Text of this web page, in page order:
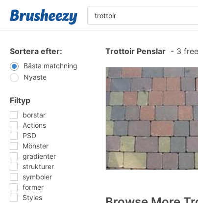
Sortera efter:
Bästa matchning
Nyaste
Filtyp
borstar
Actions
PSD
Mönster
gradienter
strukturer
symboler
former
Styles
Trottoir Penslar - 3